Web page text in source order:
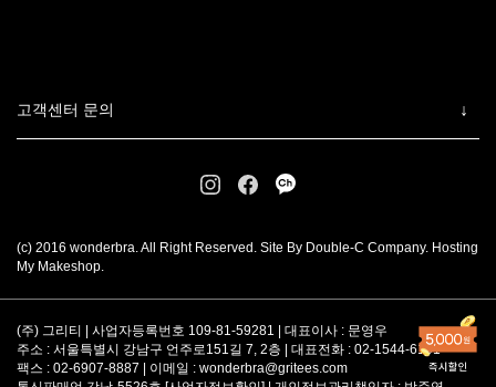
고객센터 문의
(c) 2016 wonderbra. All Right Reserved. Site By Double-C Company. Hosting
My Makeshop.
(주) 그리티 | 사업자등록번호 109-81-59281 | 대표이사 : 문영우
주소 : 서울특별시 강남구 언주로151길 7, 2층 | 대표전화 : 02-1544-6101
팩스 : 02-6907-8887 | 이메일 : wonderbra@gritees.com